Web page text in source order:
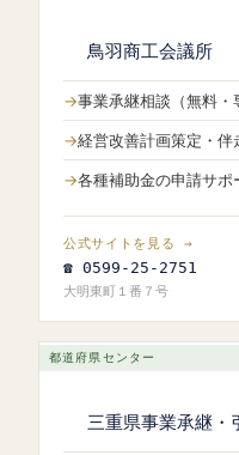
鳥羽商工会議所
事業承継相談（無料・
経営改善計画策定・伴
各種補助金の申請サポ
公式サイトを見る →
☎ 0599-25-2751
大明東町１番７号
都道府県センター
三重県事業承継・